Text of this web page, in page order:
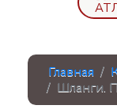
Главная
Шланги.